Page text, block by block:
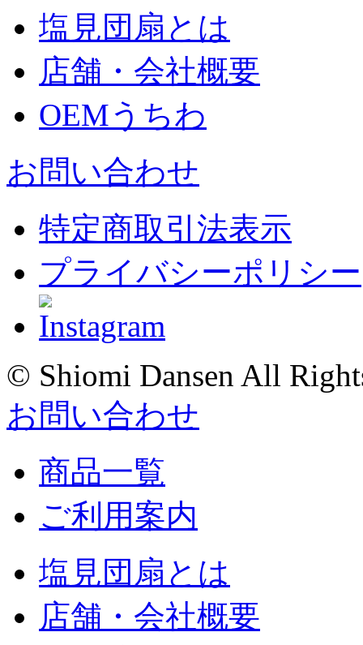
塩見団扇とは
店舗・会社概要
OEMうちわ
お問い合わせ
特定商取引法表示
プライバシーポリシー
© Shiomi Dansen All
お問い合わせ
商品一覧
ご利用案内
塩見団扇とは
店舗・会社概要